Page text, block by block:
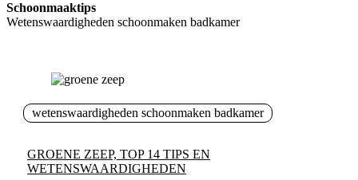
Schoonmaaktips
Wetenswaardigheden schoonmaken badkamer
wetenswaardigheden schoonmaken badkamer
GROENE ZEEP, TOP 14 TIPS EN
WETENSWAARDIGHEDEN